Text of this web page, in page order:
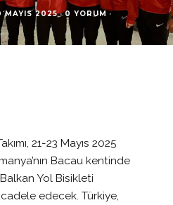
MAYIS 2025 · 0 YORUM ·
21-23 Mayıs 2025
Bacau kentinde
Yol Bisikleti
edecek. Türkiye,